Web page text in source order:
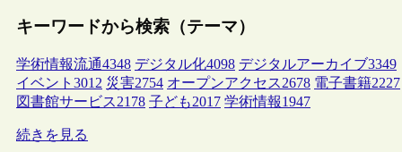
キーワードから検索（テーマ）
学術情報流通4348 デジタル化4098 デジタルアーカイブ3349
イベント 3012 災害2754 オープンアクセス2678 電子書籍2227
図書館サービス2178 子ども2017 学術情報1947
続きを見る